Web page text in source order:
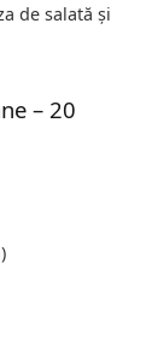
de salată și
– 20
)